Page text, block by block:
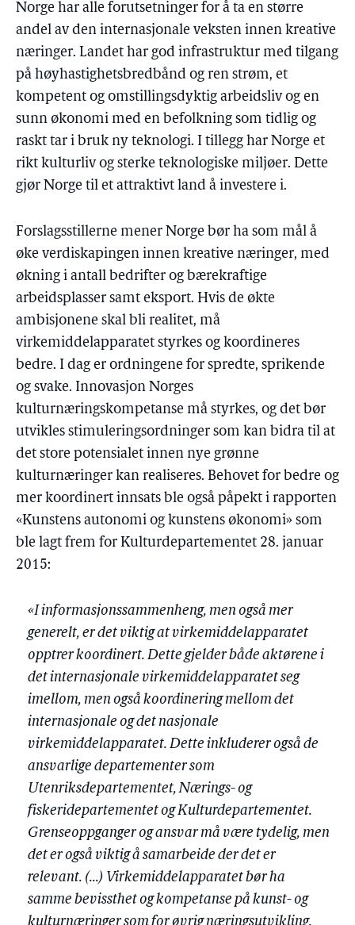
Norge har alle forutsetninger for å ta en større
andel av den internasjonale veksten innen kreative
næringer. Landet har god infrastruktur med tilgang
på høyhastighetsbredbånd og ren strøm, et
kompetent og omstillingsdyktig arbeidsliv og en
sunn økonomi med en befolkning som tidlig og
raskt tar i bruk ny teknologi. I tillegg har Norge et
rikt kulturliv og sterke teknologiske miljøer. Dette
gjør Norge til et attraktivt land å investere i.
Forslagsstillerne mener Norge bør ha som mål å
øke verdiskapingen innen kreative næringer, med
økning i antall bedrifter og bærekraftige
arbeidsplasser samt eksport. Hvis de økte
ambisjonene skal bli realitet, må
virkemiddelapparatet styrkes og koordineres
bedre. I dag er ordningene for spredte, sprikende
og svake. Innovasjon Norges
kulturnæringskompetanse må styrkes, og det bør
utvikles stimuleringsordninger som kan bidra til at
det store potensialet innen nye grønne
kulturnæringer kan realiseres. Behovet for bedre og
mer koordinert innsats ble også påpekt i rapporten
«Kunstens autonomi og kunstens økonomi» som
ble lagt frem for Kulturdepartementet 28. januar
2015:
«I informasjonssammenheng, men også mer
generelt, er det viktig at virkemiddelapparatet
opptrer koordinert. Dette gjelder både aktørene i
det internasjonale virkemiddelapparatet seg
imellom, men også koordinering mellom det
internasjonale og det nasjonale
virkemiddelapparatet. Dette inkluderer også de
ansvarlige departementer som
Utenriksdepartementet, Nærings- og
fiskeridepartementet og Kulturdepartementet.
Grenseoppganger og ansvar må være tydelig, men
det er også viktig å samarbeide der det er
relevant. (…) Virkemiddelapparatet bør ha
samme bevissthet og kompetanse på kunst- og